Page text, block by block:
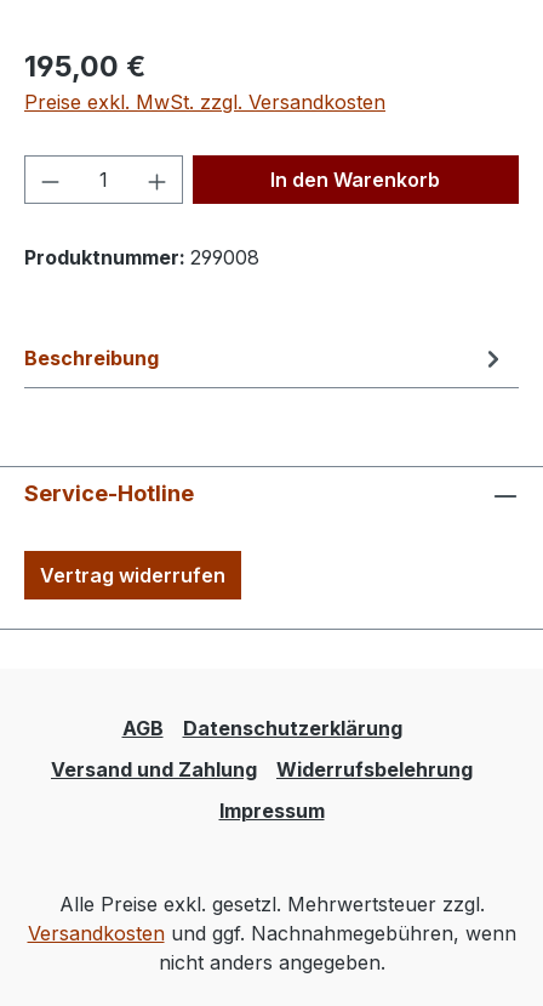
Regulärer Preis:
195,00 €
Preise exkl. MwSt. zzgl. Versandkosten
Produkt Anzahl: Gib denIn den Warenkorb
Produktnummer: 299008
Beschreibung
Service-Hotline
Vertrag widerrufen
AGB
Datenschutzerklärung
Versand und Zahlung
Widerrufsbelehrung
Impressum
Alle Preise exkl. gesetzl. Mehrwertsteuer zzgl.
Versandkostenund ggf. Nachnahmegebühren, wenn
nicht anders angegeben.